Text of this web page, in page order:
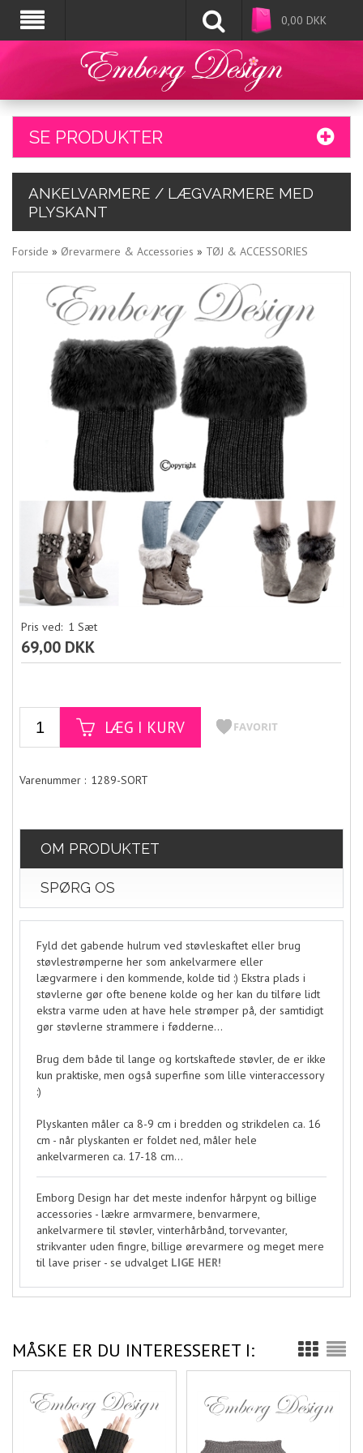
0,00 DKK
SE PRODUKTER
ANKELVARMERE / LÆGVARMERE MED
PLYSKANT
Forside » Ørevarmere & Accessories » TØJ & ACCESSORIES
Pris ved: 1 Sæt
69,00 DKK
1289-SORT
OM PRODUKTET
SPØRG OS
Fyld det gabende hulrum ved støvleskaftet eller brug
støvlestrømperne her som ankelvarmere eller
lægvarmere i den kommende, kolde tid :) Ekstra plads i
støvlerne gør ofte benene kolde og her kan du tilføre lidt
ekstra varme uden at have hele strømper på, der samtidigt
gør støvlerne strammere i fødderne...
Brug dem både til lange og kortskaftede støvler, de er ikke
kun praktiske, men også superfine som lille vinteraccessory
:)
Plyskanten måler ca 8-9 cm i bredden og strikdelen ca. 16
cm - når plyskanten er foldet ned, måler hele
ankelvarmeren ca. 17-18 cm...
Emborg Design har det meste indenfor hårpynt og billige
accessories - lækre armvarmere, benvarmere,
ankelvarmere til støvler, vinterhårbånd, torvevanter,
strikvanter uden fingre, billige ørevarmere og meget mere
til lave priser - se udvalget LIGE HER!
MÅSKE ER DU INTERESSERET I: